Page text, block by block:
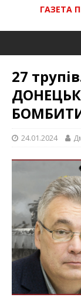
ГАЗЕТА
27
24.01.2024